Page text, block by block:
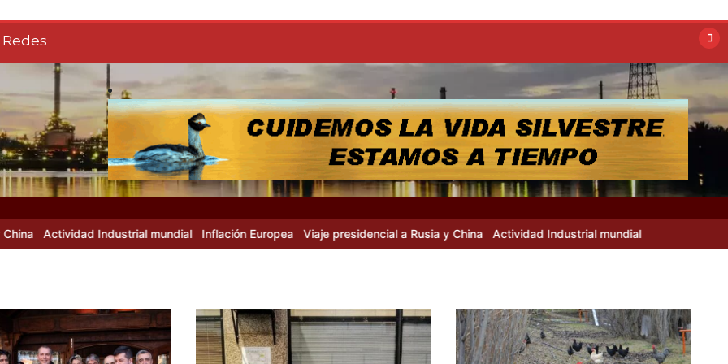
Redes
Actividad Industrial mundial Inflación Europea Viaje presidencial a Rusia y China Actividad Industrial mundial